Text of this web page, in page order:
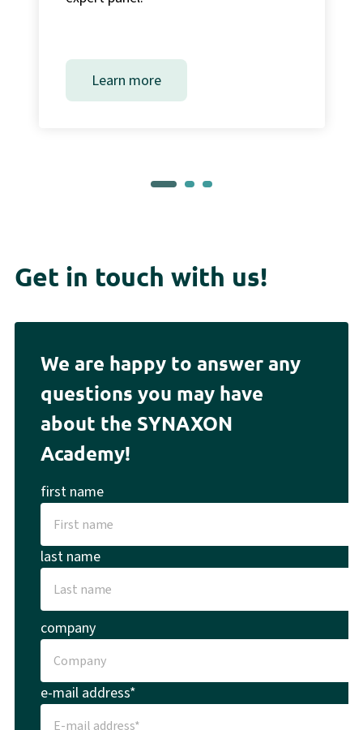
Learn more
Get in touch with us!
We are happy to answer any
questions you may have
about the SYNAXON
Academy!
first name
last name
company
e-mail address*